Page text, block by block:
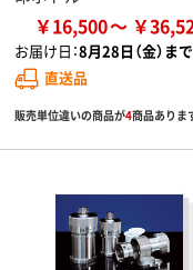
￥16,500 ￥
お届け日：8月28日（金）まで
直送品
販売単位違いの商品が4商品ありま